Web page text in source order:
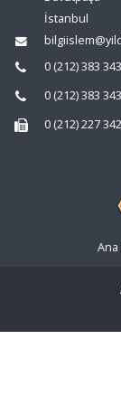
İstanbul
0 (212) 383
0 (212) 383
0 (212) 227
Ana